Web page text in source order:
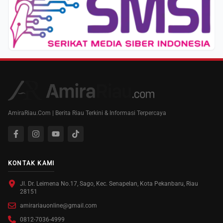
AmiraRiau.Com | Berita Riau Terkini & Informasi Terpercaya
KONTAK KAMI
Jl. Dr. Leimena No.17, Sago, Kec. Senapelan, Kota Pekanbaru, Riau
28151
amirariauonline@gmail.com
0812-7036-4999